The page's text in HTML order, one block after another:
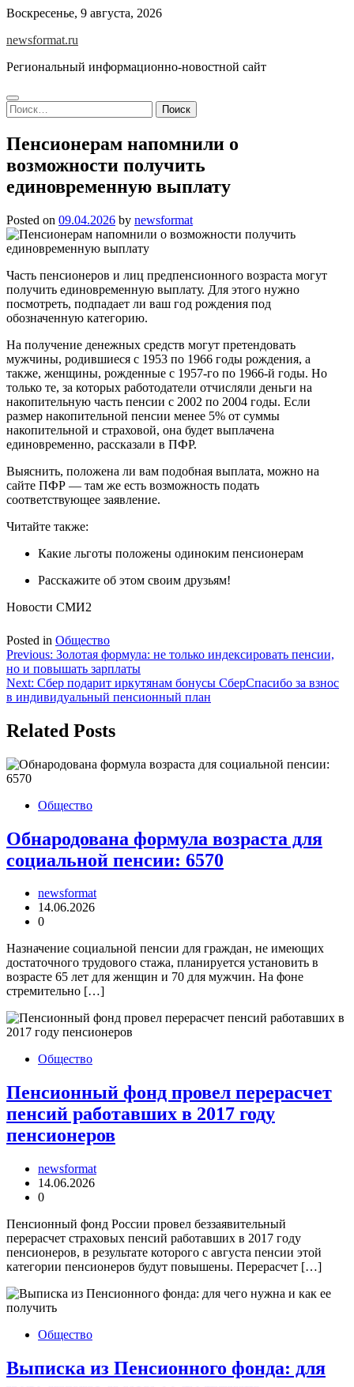
Skip
content
Воскресенье, 9 августа, 2026
newsformat.ru
Региональный информационно-новостной сайт
Найти:
Пенсионерам напомнили о
возможности получить
единовременную выплату
Posted on 09.04.2026 by newsformat
Часть пенсионеров и лиц предпенсионного возраста могут
получить единовременную выплату. Для этого нужно
посмотреть, подпадает ли ваш год рождения под
обозначенную категорию.
На получение денежных средств могут претендовать
мужчины, родившиеся с 1953 по 1966 годы рождения, а
также, женщины, рожденные с 1957-го по 1966-й годы. Но
только те, за которых работодатели отчисляли деньги на
накопительную часть пенсии с 2002 по 2004 годы. Если
размер накопительной пенсии менее 5% от суммы
накопительной и страховой, она будет выплачена
единовременно, рассказали в ПФР.
Выяснить, положена ли вам подобная выплата, можно на
сайте ПФР — там же есть возможность подать
соответствующее заявление.
Читайте также:
Какие льготы положены одиноким пенсионерам
Расскажите об этом своим друзьям!
Новости СМИ2
Posted in Общество
Навигация
по
записям
Previous: Золотая формула: не только индексировать пенсии,
но и повышать зарплаты
Next: Сбер подарит иркутянам бонусы СберСпасибо за взнос
в индивидуальный пенсионный план
Related Posts
Общество
Обнародована формула возраста для
социальной пенсии: 6570
newsformat
14.06.2026
0
Назначение социальной пенсии для граждан, не имеющих
достаточного трудового стажа, планируется установить в
возрасте 65 лет для женщин и 70 для мужчин. На фоне
стремительно […]
Общество
Пенсионный фонд провел перерасчет
пенсий работавших в 2017 году
пенсионеров
newsformat
14.06.2026
0
Пенсионный фонд России провел беззаявительный
перерасчет страховых пенсий работавших в 2017 году
пенсионеров, в результате которого с августа пенсии этой
категории пенсионеров будут повышены. Перерасчет […]
Общество
Выписка из Пенсионного фонда: для